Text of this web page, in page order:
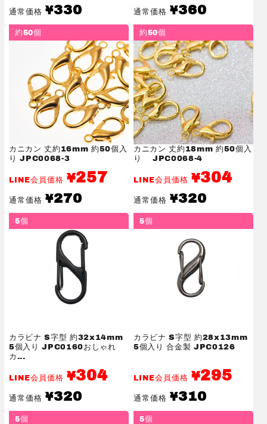
通常価格
通
常
価
¥330 通常価格
通
常
価
¥360
約50個
カニカン 丈約16mm 約50個入
り JPC0068-3
LINE会員価格 ¥257
通常価格
通
常
価
¥270
約50個
カニカン 丈約18mm 約50個入
り JPC0068-4
LINE会員価格 ¥304
通常価格
通
常
価
¥320
5個
カラビナ S字型 約32x14mm
5個入り JPC0160おしゃれ
カ...
LINE会員価格 ¥304
通常価格
通
常
価
¥320
5個
カラビナ S字型 約28x13mm
5個入り 合金製 JPC0126
LINE会員価格 ¥295
通常価格
通
常
価
¥310
5個 5個